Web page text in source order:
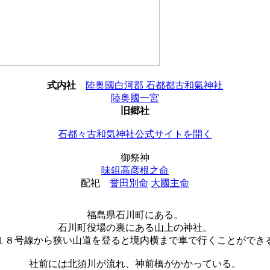
式内社
陸奥國白河郡 石都都古和氣神社
陸奥國一宮
旧郷社
石都々古和気神社公式サイトを開く
御祭神
味鉏高彦根之命
配祀 誉田別命 大國主命
福島県石川町にある。
石川町役場の裏にある山上の神社。
８号線から狭い山道を登ると境内横まで車で行くことができ
社前には北須川が流れ、神前橋がかかっている。